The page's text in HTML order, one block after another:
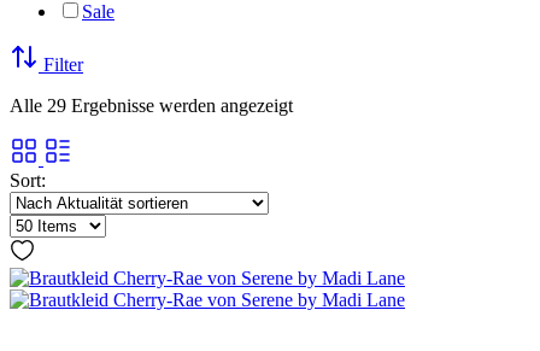
Sale
Filter
Alle 29 Ergebnisse werden angezeigtNach
Sort: